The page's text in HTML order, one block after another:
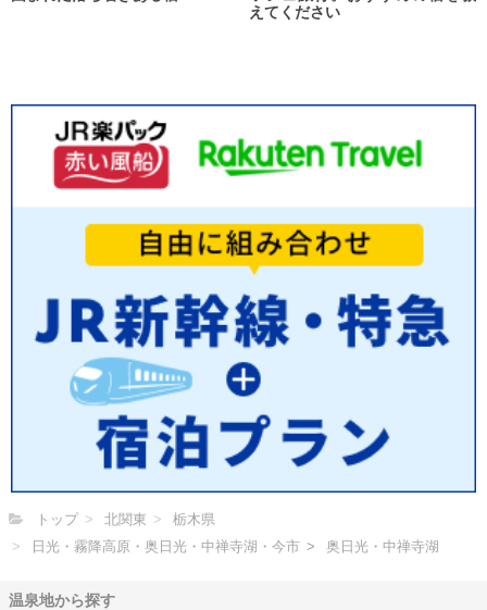
えてください
トップ 北関東
栃木県
日光・霧降高原・奥日光・中禅寺湖・今市
奥日光・中禅寺湖
温泉地から探す